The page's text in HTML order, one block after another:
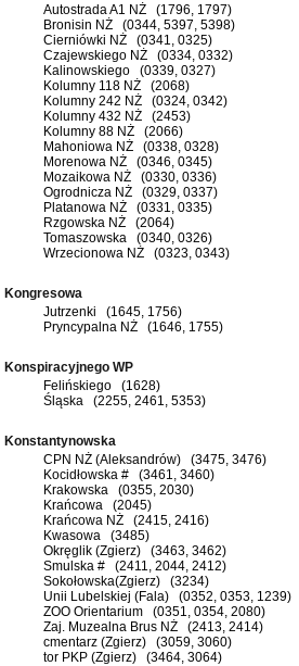
Autostrada A1 NŻ (1796, 1797)
Bronisin NŻ (0344, 5397, 5398)
Cierniówki NŻ (0341, 0325)
Czajewskiego NŻ (0334, 0332)
Kalinowskiego (0339, 0327)
Kolumny 118 NŻ (2068)
Kolumny 242 NŻ (0324, 0342)
Kolumny 432 NŻ (2453)
Kolumny 88 NŻ (2066)
Mahoniowa NŻ (0338, 0328)
Morenowa NŻ (0346, 0345)
Mozaikowa NŻ (0330, 0336)
Ogrodnicza NŻ (0329, 0337)
Platanowa NŻ (0331, 0335)
Rzgowska NŻ (2064)
Tomaszowska (0340, 0326)
Wrzecionowa NŻ (0323, 0343)
Kongresowa
Jutrzenki (1645, 1756)
Pryncypalna NŻ (1646, 1755)
Konspiracyjnego WP
Felińskiego (1628)
Śląska (2255, 2461, 5353)
Konstantynowska
CPN NŻ (Aleksandrów) (3475, 3476)
Kocidłowska # (3461, 3460)
Krakowska (0355, 2030)
Krańcowa (2045)
Krańcowa NŻ (2415, 2416)
Kwasowa (3485)
Okręglik (Zgierz) (3463, 3462)
Smulska # (2411, 2044, 2412)
Sokołowska(Zgierz) (3234)
Unii Lubelskiej (Fala) (0352, 0353, 1239)
ZOO Orientarium (0351, 0354, 2080)
Zaj. Muzealna Brus NŻ (2413, 2414)
cmentarz (Zgierz) (3059, 3060)
tor PKP (Zgierz) (3464, 3064)